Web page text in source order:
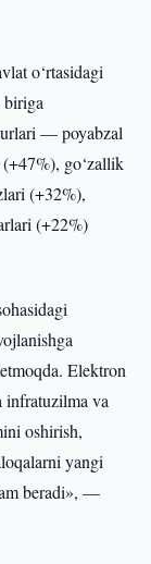
o‘rtasidagi
— poyabzal
go‘zallik
(+32%),
(+22%)
Elektron
infratuzilma va
oshirish,
yangi
beradi», —